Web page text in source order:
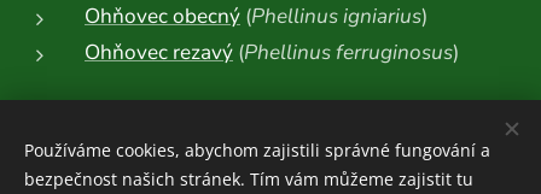
Ohňovec obecný (Phellinus igniarius)
Ohňovec rezavý (Phellinus ferruginosus)
Další fotografie:
Používáme cookies, abychom zajistili správné fungování a
bezpečnost našich stránek. Tím vám můžeme zajistit tu